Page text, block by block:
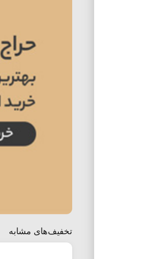
تخفیف‌های مشابه